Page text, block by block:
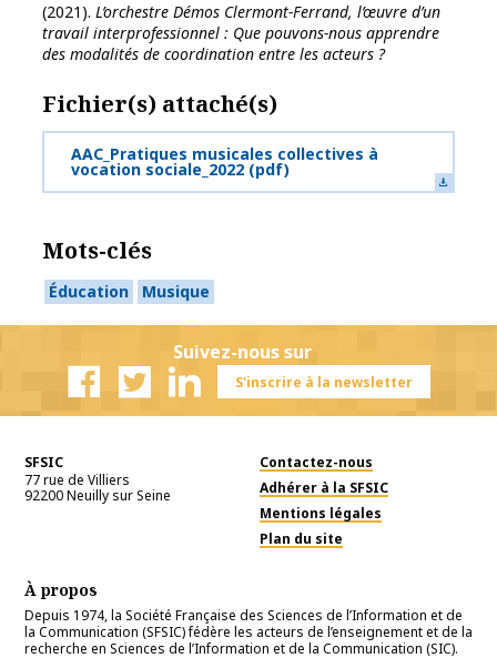
(2021). L’orchestre Démos Clermont-Ferrand, l’œuvre d’un
travail interprofessionnel : Que pouvons-nous apprendre
des modalités de coordination entre les acteurs ?
Fichier(s) attaché(s)
AAC_Pratiques musicales collectives à
vocation sociale_2022 (pdf)
Mots-clés
Éducation Musique
Suivez-nous sur
S'inscrire à la newsletter
SFSIC
77 rue de Villiers
92200Neuilly sur Seine
Contactez-nous
Adhérer à la SFSIC
Mentions légales
Plan du site
À propos
Depuis 1974, la Société Française des Sciences de l’Information et de
la Communication (SFSIC) fédère les acteurs de l’enseignement et de la
recherche en Sciences de l’Information et de la Communication (SIC).